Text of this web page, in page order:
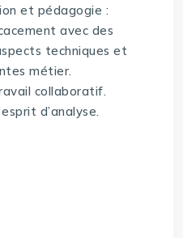
et pédagogie :
avec des
techniques et
métier.
collaboratif.
d’analyse.